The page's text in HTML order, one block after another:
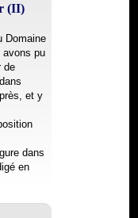
(II)
Domaine
avons pu
de
et y
dans
en